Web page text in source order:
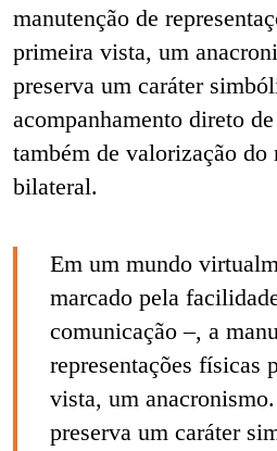
manutenção de
primeira vista, um
preserva um caráter
acompanhamento direto
também de valorização do
bilateral.
Em um mundo
marcado pela
comunicação –, a
representações físicas
vista, um
preserva um caráter